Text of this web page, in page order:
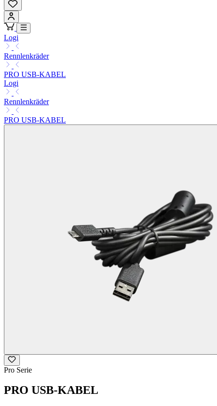
Logi
Rennlenkräder
PRO USB-KABEL
Logi
Rennlenkräder
PRO USB-KABEL
Pro Serie
PRO USB-KABEL